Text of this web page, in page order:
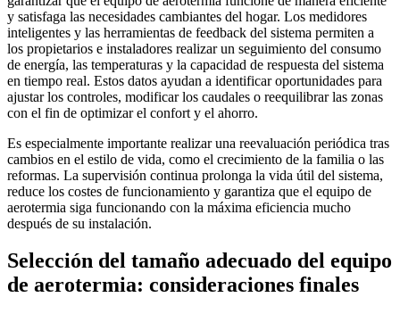
y satisfaga las necesidades cambiantes del hogar. Los medidores
inteligentes y las herramientas de feedback del sistema permiten a
los propietarios e instaladores realizar un seguimiento del consumo
de energía, las temperaturas y la capacidad de respuesta del sistema
en tiempo real. Estos datos ayudan a identificar oportunidades para
ajustar los controles, modificar los caudales o reequilibrar las zonas
con el fin de optimizar el confort y el ahorro.
Es especialmente importante realizar una reevaluación periódica tras
cambios en el estilo de vida, como el crecimiento de la familia o las
reformas. La supervisión continua prolonga la vida útil del sistema,
reduce los costes de funcionamiento y garantiza que el equipo de
aerotermia siga funcionando con la máxima eficiencia mucho
después de su instalación.
Selección del tamaño adecuado del equipo
de aerotermia: consideraciones finales